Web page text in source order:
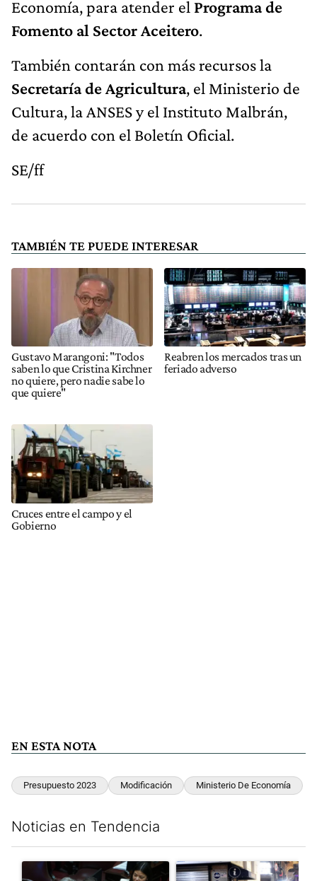
Economía, para atender el Programa de
Fomento al Sector Aceitero.
También contarán con más recursos la
Secretaría de Agricultura, el Ministerio de
Cultura, la ANSES y el Instituto Malbrán,
de acuerdo con el Boletín Oficial.
SE/ff
TAMBIÉN TE PUEDE INTERESAR
Gustavo Marangoni: "Todos
saben lo que Cristina Kirchner
no quiere, pero nadie sabe lo
que quiere"
Reabren los mercados tras un
feriado adverso
Cruces entre el campo y el
Gobierno
EN ESTA NOTA
Presupuesto 2023 Modificación Ministerio De Economía
Noticias en Tendencia
Un artículo de tendencia con el título "Encuesta, mientras el
Un artículo de tendencia con